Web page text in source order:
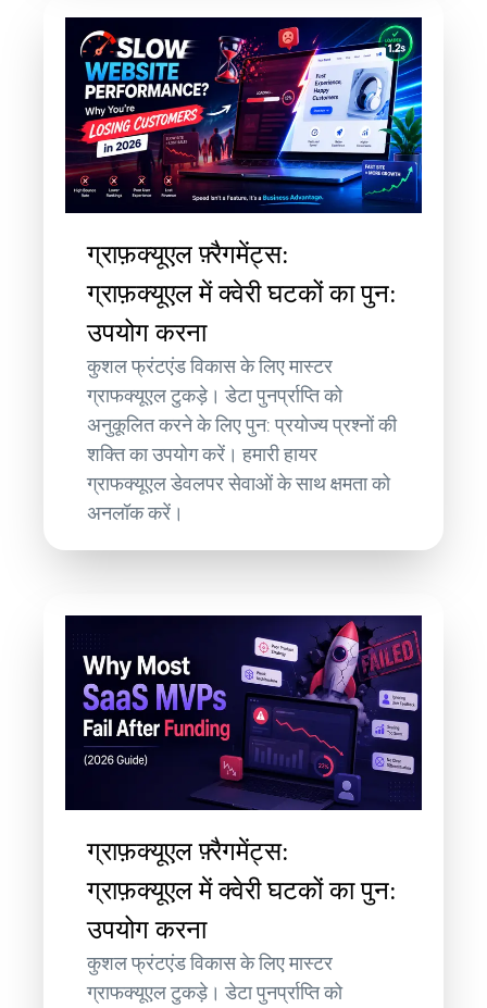
ग्राफ़क्यूएल फ़्रैगमेंट्स:
ग्राफ़क्यूएल में क्वेरी घटकों का पुन:
उपयोग करना
कुशल फ्रंटएंड विकास के लिए मास्टर
ग्राफक्यूएल टुकड़े। डेटा पुनर्प्राप्ति को
अनुकूलित करने के लिए पुन: प्रयोज्य प्रश्नों की
शक्ति का उपयोग करें। हमारी हायर
ग्राफक्यूएल डेवलपर सेवाओं के साथ क्षमता को
अनलॉक करें।
ग्राफ़क्यूएल फ़्रैगमेंट्स:
ग्राफ़क्यूएल में क्वेरी घटकों का पुन:
उपयोग करना
कुशल फ्रंटएंड विकास के लिए मास्टर
ग्राफक्यूएल टुकड़े। डेटा पुनर्प्राप्ति को